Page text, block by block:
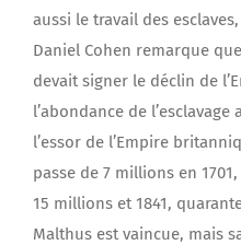
aussi le travail des
Daniel Cohen remarque
devait signer le déclin de
l’abondance de
l’essor de l’Empire
passe de 7 millions en
15 millions et 1841,
Malthus est vaincue, mais